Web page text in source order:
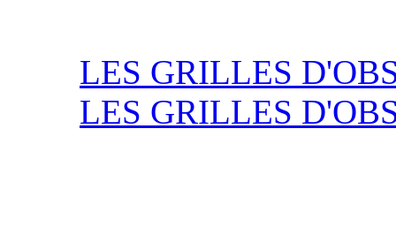
LES GRILLES
LES GRILLES